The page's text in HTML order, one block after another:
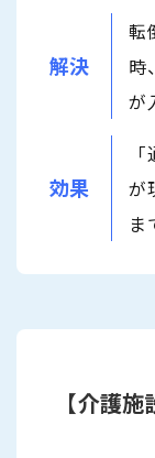
解決
転
時
が
効果
が
ま
【介護